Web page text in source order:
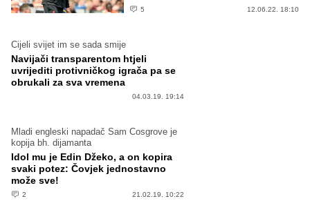
5 12.06.22. 18:10
Cijeli svijet im se sada smije
Navijači transparentom htjeli
uvrijediti protivničkog igrača pa se
obrukali za sva vremena
04.03.19. 19:14
Mladi engleski napadač Sam Cosgrove je
kopija bh. dijamanta
Idol mu je Edin Džeko, a on kopira
svaki potez: Čovjek jednostavno
može sve!
2 21.02.19. 10:22